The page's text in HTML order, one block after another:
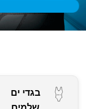
בגדי ים